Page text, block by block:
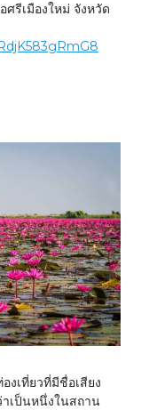
รีเมืองใหม่ จังหวัด
งเที่ยวที่มีชื่อเสียง
เป็นหนึ่งในสถาน